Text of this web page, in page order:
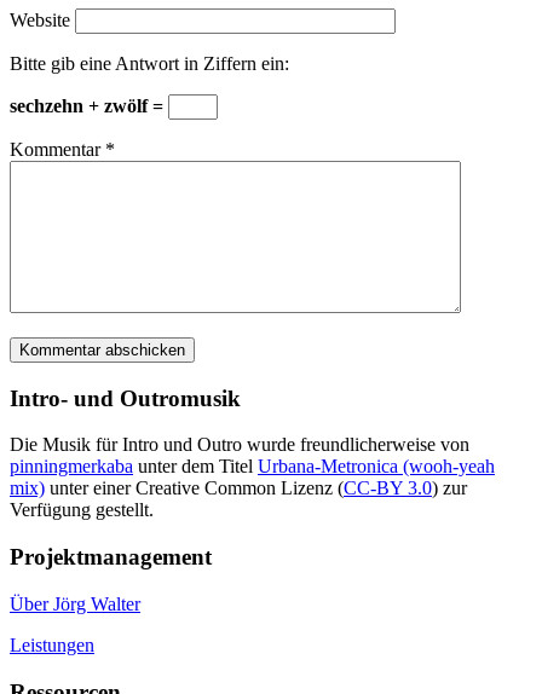
Website
Bitte gib eine Antwort in Ziffern ein:
sechzehn + zwölf =
Kommentar *
Intro- und Outromusik
Die Musik für Intro und Outro wurde freundlicherweise von
pinningmerkaba unter dem Titel Urbana-Metronica (wooh-yeah
mix) unter einer Creative Common Lizenz (CC-BY 3.0) zur
Verfügung gestellt.
Projektmanagement
Über Jörg Walter
Leistungen